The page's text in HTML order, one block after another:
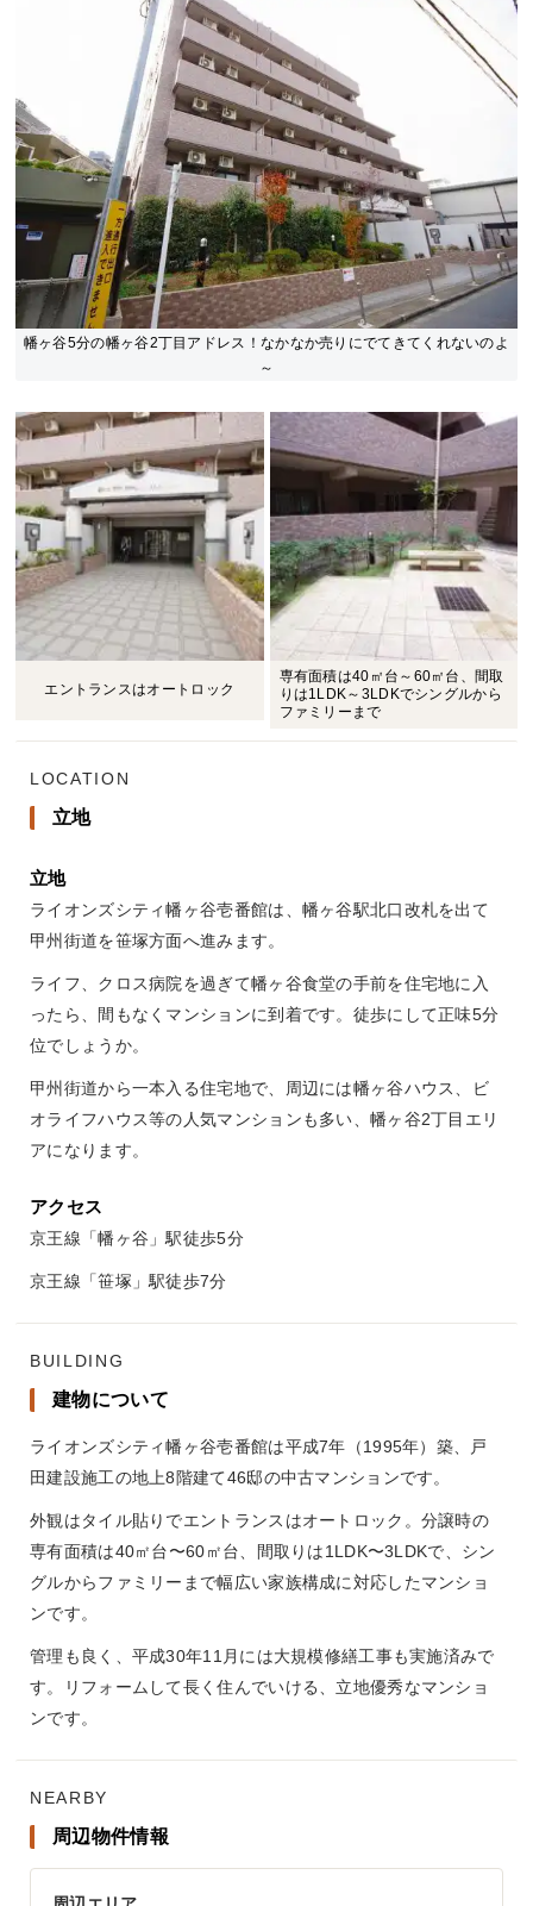
幡ヶ谷5分の幡ヶ谷2丁目アドレス！なかなか売りにでてきてくれないのよ
～
エントランスはオートロック
専有面積は40㎡台～60㎡台、間取
りは1LDK～3LDKでシングルから
ファミリーまで
LOCATION
立地
立地
ライオンズシティ幡ヶ谷壱番館は、幡ヶ谷駅北口改札を出て
甲州街道を笹塚方面へ進みます。
ライフ、クロス病院を過ぎて幡ヶ谷食堂の手前を住宅地に入
ったら、間もなくマンションに到着です。徒歩にして正味5分
位でしょうか。
甲州街道から一本入る住宅地で、周辺には幡ヶ谷ハウス、ビ
オライフハウス等の人気マンションも多い、幡ヶ谷2丁目エリ
アになります。
アクセス
京王線「幡ヶ谷」駅徒歩5分
京王線「笹塚」駅徒歩7分
BUILDING
建物について
ライオンズシティ幡ヶ谷壱番館は平成7年（1995年）築、戸
田建設施工の地上8階建て46邸の中古マンションです。
外観はタイル貼りでエントランスはオートロック。分譲時の
専有面積は40㎡台〜60㎡台、間取りは1LDK〜3LDKで、シン
グルからファミリーまで幅広い家族構成に対応したマンショ
ンです。
管理も良く、平成30年11月には大規模修繕工事も実施済みで
す。リフォームして長く住んでいける、立地優秀なマンショ
ンです。
NEARBY
周辺物件情報